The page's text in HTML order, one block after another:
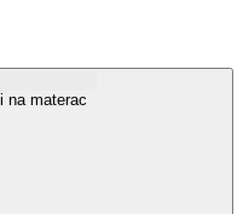
na materac